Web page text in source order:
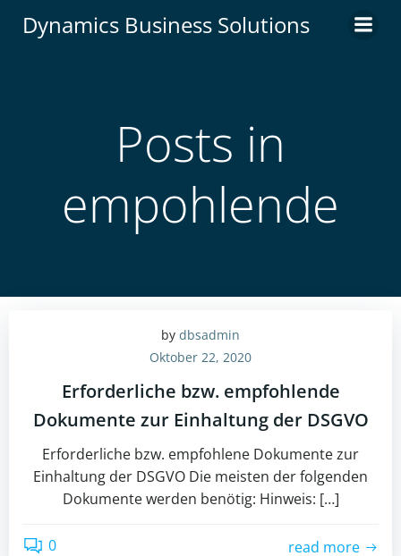
Inhalt
Dynamics Business Solutions
Posts in
empohlende
by dbsadmin
Oktober 22, 2020
Erforderliche bzw. empfohlende
Dokumente zur Einhaltung der DSGVO
Erforderliche bzw. empfohlene Dokumente zur
Einhaltung der DSGVO Die meisten der folgenden
Dokumente werden benötig: Hinweis: […]
0 read more